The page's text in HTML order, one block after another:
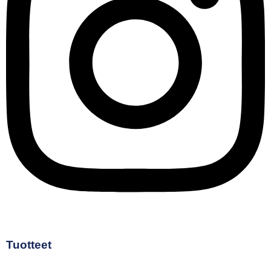
Tuotteet